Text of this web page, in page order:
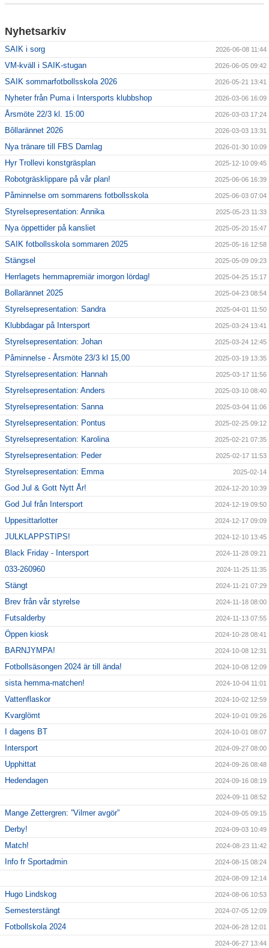
Nyhetsarkiv
SAIK i sorg 2026-06-08 11:44
VM-kväll i SAIK-stugan 2026-06-05 09:42
SAIK sommarfotbollsskola 2026 2026-05-21 13:41
Nyheter från Puma i Intersports klubbshop 2026-03-06 16:09
Årsmöte 22/3 kl. 15:00 2026-03-03 17:24
Bôllarännet 2026 2026-03-03 13:31
Nya tränare till FBS Damlag 2026-01-30 10:09
Hyr Trollevi konstgräsplan 2025-12-10 09:45
Robotgräsklippare på vår plan! 2025-06-06 16:39
Påminnelse om sommarens fotbollsskola 2025-06-03 07:04
Styrelsepresentation: Annika 2025-05-23 11:33
Nya öppettider på kansliet 2025-05-20 15:47
SAIK fotbollsskola sommaren 2025 2025-05-16 12:58
Stängsel 2025-05-09 09:23
Herrlagets hemmapremiär imorgon lördag! 2025-04-25 15:17
Bollarännet 2025 2025-04-23 08:54
Styrelsepresentation: Sandra 2025-04-01 11:50
Klubbdagar på Intersport 2025-03-24 13:41
Styrelsepresentation: Johan 2025-03-24 12:45
Påminnelse - Årsmöte 23/3 kl 15,00 2025-03-19 13:35
Styrelsepresentation: Hannah 2025-03-17 11:56
Styrelsepresentation: Anders 2025-03-10 08:40
Styrelsepresentation: Sanna 2025-03-04 11:06
Styrelsepresentation: Pontus 2025-02-25 09:12
Styrelsepresentation: Karolina 2025-02-21 07:35
Styrelsepresentation: Peder 2025-02-17 11:53
Styrelsepresentation: Emma 2025-02-14
God Jul & Gott Nytt År! 2024-12-20 10:39
God Jul från Intersport 2024-12-19 09:50
Uppesittarlotter 2024-12-17 09:09
JULKLAPPSTIPS! 2024-12-10 13:45
Black Friday - Intersport 2024-11-28 09:21
033-260960 2024-11-25 11:35
Stängt 2024-11-21 07:29
Brev från vår styrelse 2024-11-18 08:00
Futsalderby 2024-11-13 07:55
Öppen kiosk 2024-10-28 08:41
BARNJYMPA! 2024-10-08 12:31
Fotbollsäsongen 2024 är till ända! 2024-10-08 12:09
sista hemma-matchen! 2024-10-04 11:01
Vattenflaskor 2024-10-02 12:59
Kvarglömt 2024-10-01 09:26
I dagens BT 2024-10-01 08:07
Intersport 2024-09-27 08:00
Upphittat 2024-09-26 08:48
Hedendagen 2024-09-16 08:19
2024-09-11 08:52
Mange Zettergren: ”Vilmer avgör” 2024-09-05 09:15
Derby! 2024-09-03 10:49
Match! 2024-08-23 11:42
Info fr Sportadmin 2024-08-15 08:24
2024-08-09 12:14
Hugo Lindskog 2024-08-06 10:53
Semesterstängt 2024-07-05 12:09
Fotbollskola 2024 2024-06-28 12:01
2024-06-27 13:44